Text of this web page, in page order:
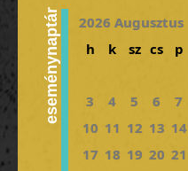
eseménynaptár
2026 Augusztus
h
k sz cs p
3
4 5 6 7
10 11 12 13 14
17 18 19 20 21